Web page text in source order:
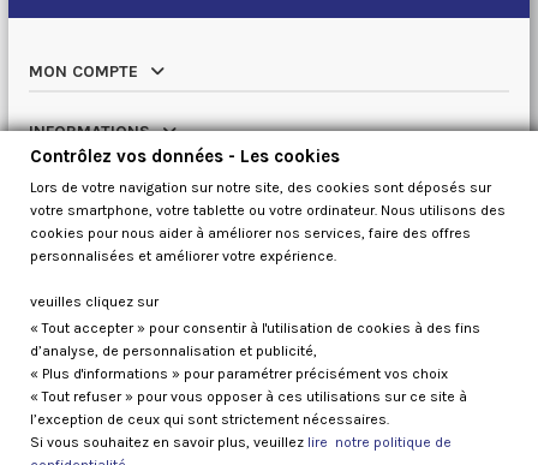
MON COMPTE
INFORMATIONS
NOTRE CATALOGUE
QUI SOMMES NOUS
Contrôlez vos données
Contrôlez vos données - Les cookies
Lors de votre navigation sur notre site, des cookies sont déposés sur
votre smartphone, votre tablette ou votre ordinateur. Nous utilisons des
cookies pour nous aider à améliorer nos services, faire des offres
personnalisées et améliorer votre expérience.
veuilles cliquez sur
« Tout accepter » pour consentir à l'utilisation de cookies à des fins
d’analyse, de personnalisation et publicité,
« Plus d'informations » pour paramétrer précisément vos choix
« Tout refuser » pour vous opposer à ces utilisations sur ce site à
l’exception de ceux qui sont strictement nécessaires.
Si vous souhaitez en savoir plus, veuillez lire notre politique de